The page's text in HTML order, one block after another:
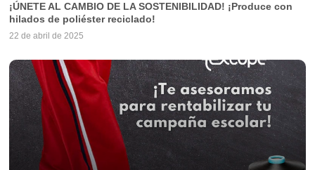
¡ÚNETE AL CAMBIO DE LA SOSTENIBILIDAD! ¡Produce con
hilados de poliéster reciclado!
22 de abril de 2025